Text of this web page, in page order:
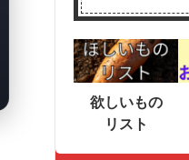
欲しいもの
リスト